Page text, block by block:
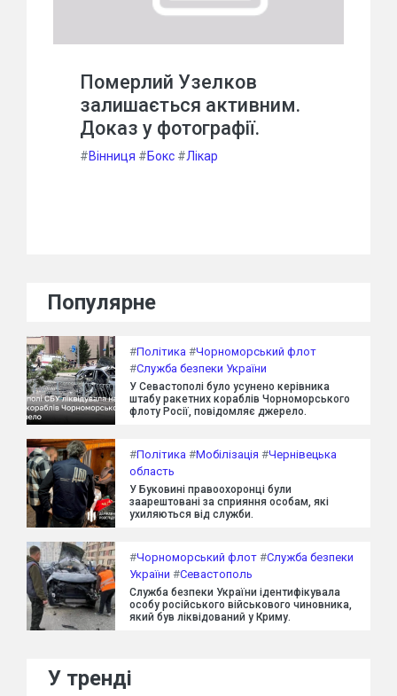
Померлий Узелков
залишається активним.
Доказ у фотографії.
#Вінниця #Бокс #Лікар
Популярне
#Політика #Чорноморський флот
#Служба безпеки України
У Севастополі було усунено керівника
штабу ракетних кораблів Чорноморського
флоту Росії, повідомляє джерело.
#Політика #Мобілізація #Чернівецька
область
У Буковині правоохоронці були
заарештовані за сприяння особам, які
ухиляються від служби.
#Чорноморський флот #Служба безпеки
України #Севастополь
Служба безпеки України ідентифікувала
особу російського військового чиновника,
який був ліквідований у Криму.
У тренді